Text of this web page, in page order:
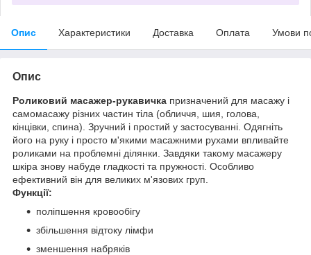
Опис Характеристики Доставка Оплата Умови
Опис
Роликовий масажер-рукавичка призначений для масажу і
самомасажу різних частин тіла (обличчя, шия, голова,
кінцівки, спина). Зручний і простий у застосуванні. Одягніть
його на руку і просто м'якими масажними рухами впливайте
роликами на проблемні ділянки. Завдяки такому масажеру
шкіра знову набуде гладкості та пружності. Особливо
ефективний він для великих м'язових груп.
Функції:
поліпшення кровообігу
збільшення відтоку лімфи
зменшення набряків